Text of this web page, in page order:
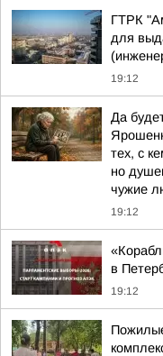
ГТРК
для
19:12
Да
тех, с
но
чужие
19:12
в
19:12